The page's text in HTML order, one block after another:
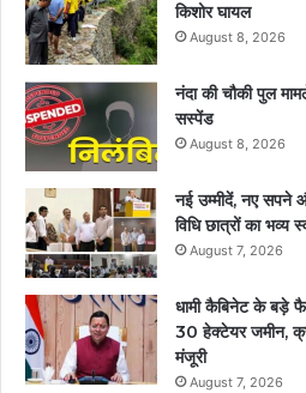
किशोर घायल
August 8, 2026
नंदा की चौकी पुल
सस्पेंड
August 8, 2026
नई उम्मीदें, नए सपने
विधि छात्रों का भव्य
August 7, 2026
धामी कैबिनेट के बड़े
30 हेक्टेयर जमीन,
मंजूरी
August 7, 2026